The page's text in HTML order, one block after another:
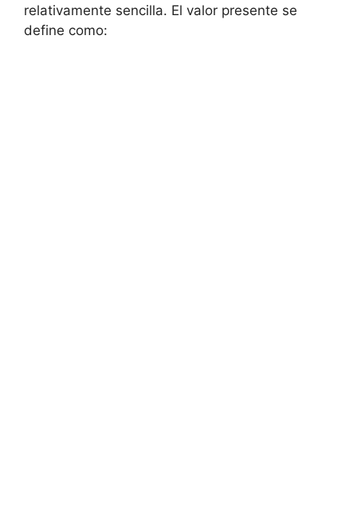
relativamente sencilla. ‌El valor presente se​
define como: